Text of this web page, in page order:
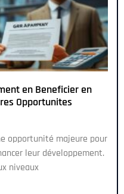
en Beneficier en
Opportunites
opportunité majeure pour
leur développement.
niveaux